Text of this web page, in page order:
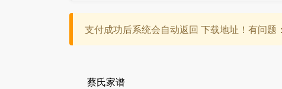
支付成功后系统会自动返回 下载地址！有问题
蔡氏家谱